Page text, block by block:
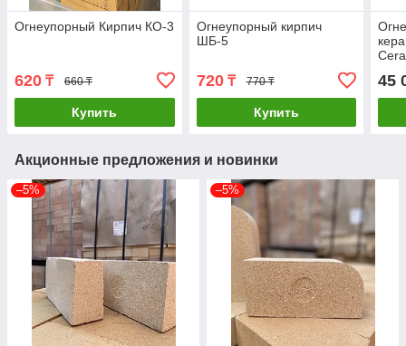
Огнеупорный Кирпич КО-3
620 ₸ 660 ₸
Купить
Огнеупорный кирпич
ШБ-5
720₸ 770 ₸
Купить
45
Акционные предложения и новинки
–5% –5%